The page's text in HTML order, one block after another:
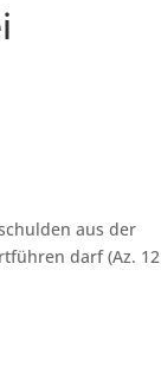
aus der
darf (Az. 12